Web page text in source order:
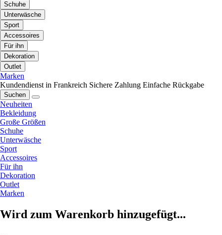
Schuhe
Unterwäsche
Sport
Accessoires
Für ihn
Dekoration
Outlet
Marken
Kundendienst in Frankreich Sichere Zahlung Einfache Rückgabe
Suchen
Neuheiten
Bekleidung
Große Größen
Schuhe
Unterwäsche
Sport
Accessoires
Für ihn
Dekoration
Outlet
Marken
Wird zum Warenkorb hinzugefügt...